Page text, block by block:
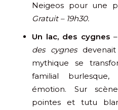
Neigeos pour une
Gratuit – 19h30.
Un lac, des cygnes–
des cygnes
mythique se
familial
émotion. Sur
pointes et tutu